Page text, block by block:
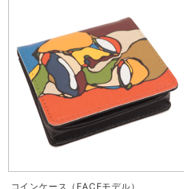
コインケース（FACEモデル）